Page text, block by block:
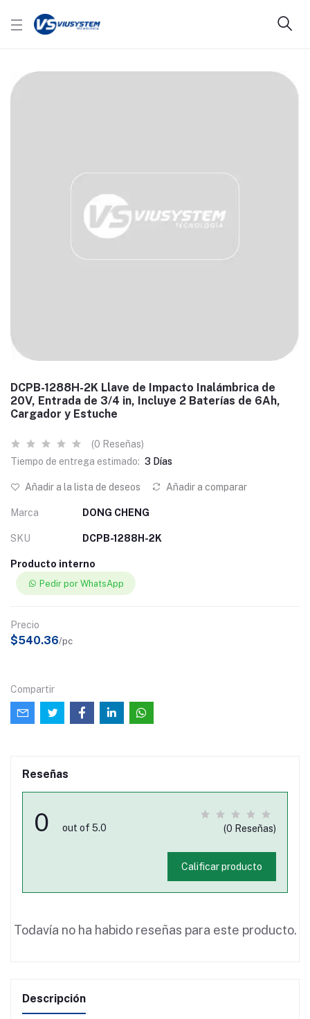
DCPB-1288H-2K Llave de Impacto Inalámbrica de
20V, Entrada de 3/4 in, Incluye 2 Baterías de 6Ah,
Cargador y Estuche
(0 Reseñas)
Tiempo de entrega estimado: 3 Días
Añadir a la lista de deseos Añadir a comparar
Marca DONG CHENG
SKU DCPB-1288H-2K
Producto interno
Pedir por WhatsApp
Precio
$540.36/pc
Compartir
Reseñas
0 out of 5.0 (0 Reseñas)
Calificar producto
Todavía no ha habido reseñas para este producto.
Descripción